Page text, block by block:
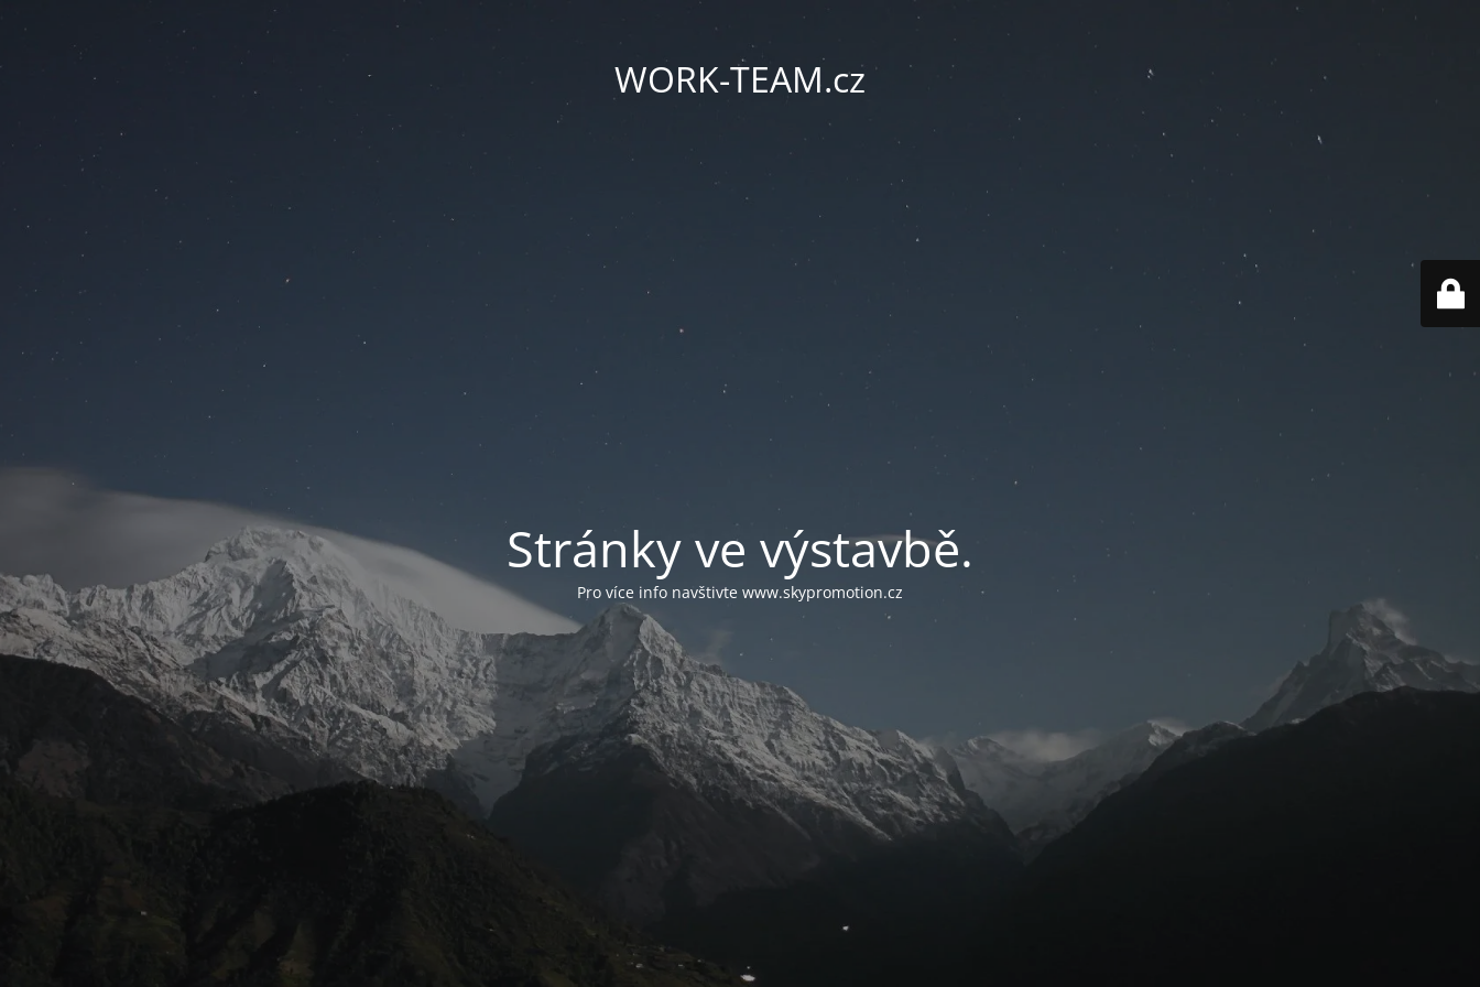
WORK-TEAM.cz
Stránky ve výstavbě.
Pro více info navštivte www.skypromotion.cz